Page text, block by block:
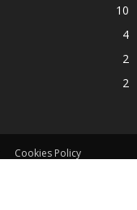
10
4
2
2
Cookies Policy